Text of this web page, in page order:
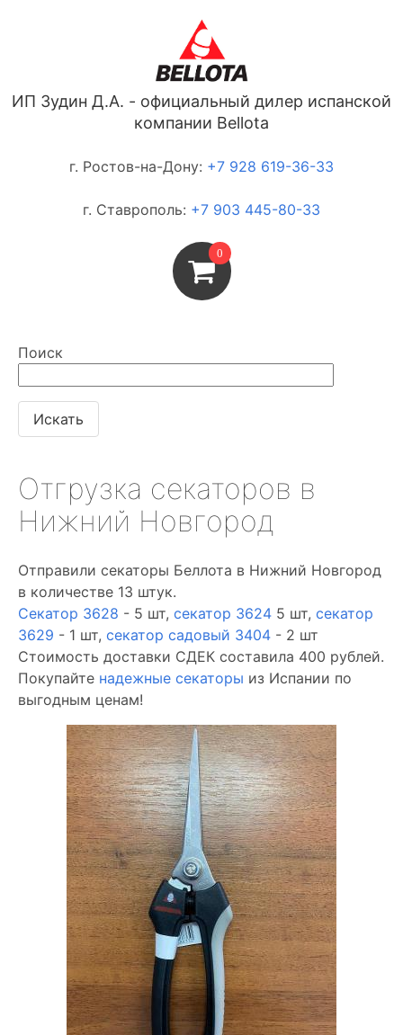
ИП Зудин Д.А. - официальный дилер испанской
компании Bellota
г. Ростов-на-Дону: +7 928 619-36-33
г. Ставрополь: +7 903 445-80-33
0
Поиск
Отгрузка секаторов в
Нижний Новгород
Отправили секаторы Беллота в Нижний Новгород
в количестве 13 штук.
Секатор 3628 - 5 шт, секатор 3624 5 шт, секатор
3629 - 1 шт, секатор садовый 3404 - 2 шт
Стоимость доставки СДЕК составила 400 рублей.
Покупайте надежные секаторы из Испании по
выгодным ценам!